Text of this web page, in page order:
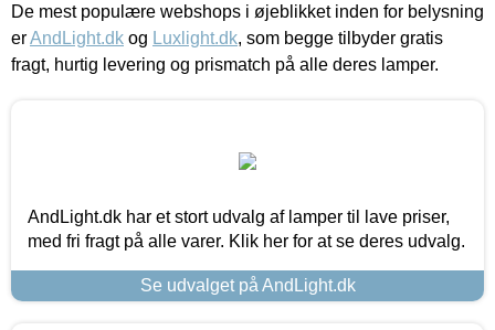
De mest populære webshops i øjeblikket inden for belysning
erAndLight.dk og Luxlight.dk, som begge tilbyder gratis
fragt, hurtig levering og prismatch på alle deres lamper.
AndLight.dk har et stort udvalg af lamper til lave priser,
med fri fragt på alle varer. Klik her for at se deres udvalg.
Se udvalget på AndLight.dk